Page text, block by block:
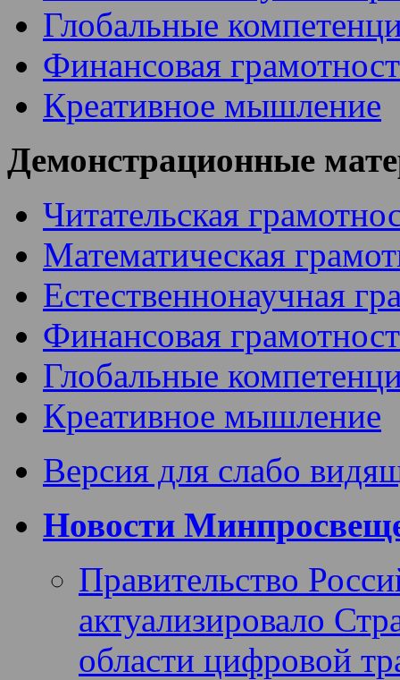
Глобальные
Финансовая
Креативное мышление
Демонстрационные
Читательская
Математическая
Естественнонаучная
Финансовая
Глобальные
Креативное мышление
Версия для слабо
Новости
Правительство
актуализировало
области цифровой